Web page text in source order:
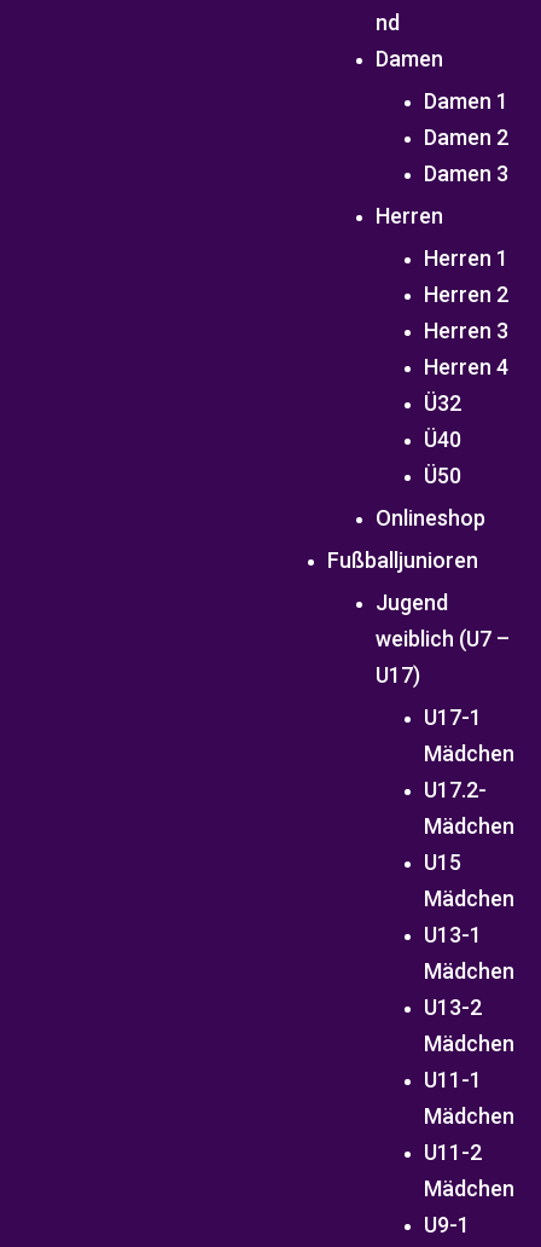
nd
Damen
Damen 1
Damen 2
Damen 3
Herren
Herren 1
Herren 2
Herren 3
Herren 4
Ü32
Ü40
Ü50
Onlineshop
Fußballjunioren
Jugend
weiblich (U7 –
U17)
U17-1
Mädchen
U17.2-
Mädchen
U15
Mädchen
U13-1
Mädchen
U13-2
Mädchen
U11-1
Mädchen
U11-2
Mädchen
U9-1